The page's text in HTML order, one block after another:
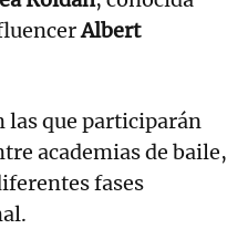
Albert
las que participarán
academias de baile,
fases